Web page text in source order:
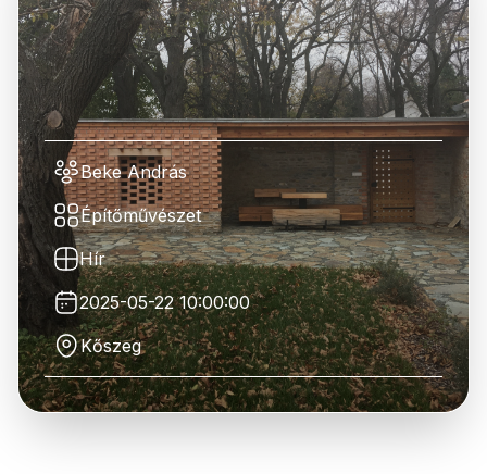
Beke András
Építőművészet
Hír
2025-05-22 10:00:00
Kőszeg